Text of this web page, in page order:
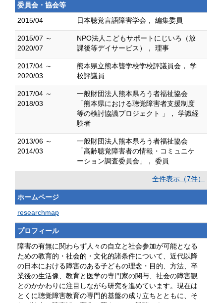
委員会・協会等
2015/04
日本聴覚言語障害学会， 編集委員
2015/07 ～
2020/07
NPO法人こどもサポートにじいろ（放
課後等デイサービス）， 理事
2017/04 ～
2020/03
熊本県立熊本聾学校学校評議員会， 学
校評議員
2017/04 ～
2018/03
一般財団法人熊本県ろう者福祉協会
「熊本県における聴覚障害者支援制度
等の検討協議プロジェクト 」， 学識経
験者
2013/06 ～
2014/03
一般財団法人熊本県ろう者福祉協会
「高齢聴覚障害者の情報・コミュニケ
ーション調査委員会」， 委員
全件表示（7件）
ホームページ
researchmap
プロフィール
障害の有無に関わらず人々の自立と社会参加が可能となる
ための教育的・社会的・文化的諸条件について、近代以降
の日本における障害のある子どもの理念・目的、方法、卒
業後の生活像、教育と医学の専門家の関与、社会の障害観
とのかかわりに注目しながら研究を進めています。現在は
とくに聴覚障害教育の専門的基盤の成り立ちとともに、そ